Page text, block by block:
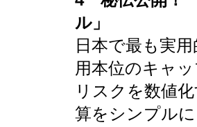
ル」
日本で最も実
用本位のキャ
リスクを数値
算をシンプル